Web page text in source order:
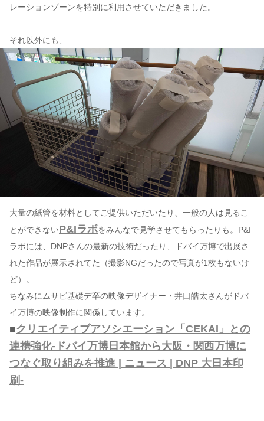
レーションゾーンを特別に利用させていただきました。
それ以外にも、
大量の紙管を材料としてご提供いただいたり、一般の人は見るこ
とができないP&Iラボをみんなで見学させてもらったりも。P&I
ラボには、DNPさんの最新の技術だったり、ドバイ万博で出展さ
れた作品が展示されてた（撮影NGだったので写真が1枚もないけ
ど）。
ちなみにムサビ基礎デ卒の映像デザイナー・井口皓太さんがドバ
イ万博の映像制作に関係しています。
■クリエイティブアソシエーション「CEKAI」との
連携強化-ドバイ万博日本館から大阪・関西万博に
つなぐ取り組みを推進 | ニュース | DNP 大日本印
刷-